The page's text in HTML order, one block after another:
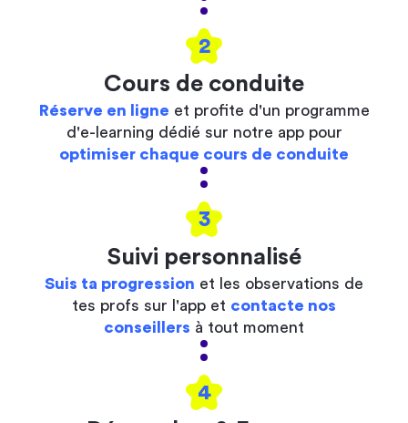
2
Cours de conduite
Réserve en ligne et profite d'un programme
d'e-learning dédié sur notre app pour
optimiser chaque cours de conduite
3
Suivi personnalisé
Suis ta progression et les observations de
tes profs sur l'app et contacte nos
conseillers à tout moment
4